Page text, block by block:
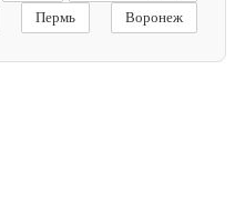
Пермь Воронеж